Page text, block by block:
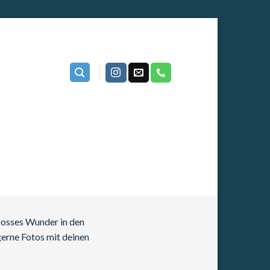
Wunder in den
Fotos mit deinen